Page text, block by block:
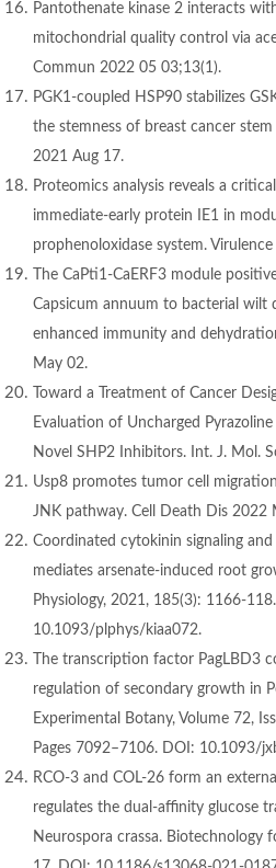
Pantothenate kinase 2 interacts
mitochondrial quality control via
Commun 2022 05 03;13(1).
PGK1-coupled HSP90 stabilizes
the stemness of breast cancer stem
2021 Aug 17.
Proteomics analysis reveals a
immediate-early protein IE1 in
prophenoloxidase system.
The CaPti1-CaERF3 module
Capsicum annuum to bacterial wilt
enhanced immunity and
May 02.
Toward a Treatment of Cancer
Evaluation of Uncharged
Novel SHP2 Inhibitors. Int. J. Mol.
Usp8 promotes tumor cell
JNK pathway. Cell Death Dis 2022
Coordinated cytokinin signaling
mediates arsenate-induced root
Physiology, 2021, 185(3): 1166-
10.1093/plphys/kiaa072.
The transcription factor PagLBD3
regulation of secondary growth in
Experimental Botany, Volume 72,
Pages 7092–7106. DOI: 10.1093/
RCO-3 and COL-26 form an
regulates the dual-affinity glucose
Neurospora crassa. Biotechnology